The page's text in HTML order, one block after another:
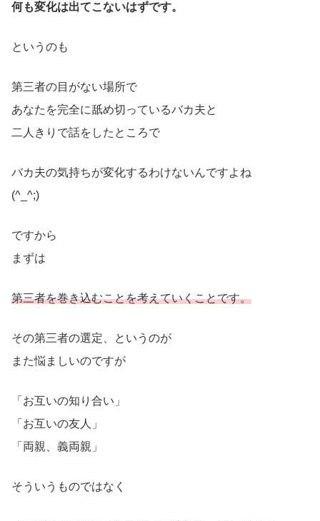
何も変化は出てこないはずです。
というのも
第三者の目がない場所で
あなたを完全に舐め切っているバカ夫と
二人きりで話をしたところで
バカ夫の気持ちが変化するわけないんですよね
(^_^;)
ですから
まずは
第三者を巻き込むことを考えていくことです。
その第三者の選定、というのが
また悩ましいのですが
「お互いの知り合い」
「お互いの友人」
「両親、義両親」
そういうものではなく